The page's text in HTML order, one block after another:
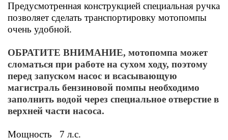
Предусмотренная конструкцией специальная ручка
позволяет сделать транспортировку мотопомпы
очень удобной.
ОБРАТИТЕ ВНИМАНИЕ, мотопомпа может
сломаться при работе на сухом ходу, поэтому
перед запуском насос и всасывающую
магистраль бензиновой помпы необходимо
заполнить водой через специальное отверстие в
верхней части насоса.
Мощность 7 л.с.